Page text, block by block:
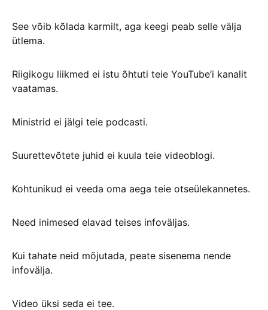
See võib kõlada karmilt, aga keegi peab selle välja
ütlema.
Riigikogu liikmed ei istu õhtuti teie YouTube’i kanalit
vaatamas.
Ministrid ei jälgi teie podcasti.
Suurettevõtete juhid ei kuula teie videoblogi.
Kohtunikud ei veeda oma aega teie otseülekannetes.
Need inimesed elavad teises infoväljas.
Kui tahate neid mõjutada, peate sisenema nende
infovälja.
Video üksi seda ei tee.